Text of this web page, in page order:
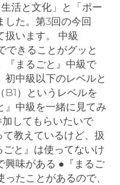
活と文化」と「ポー
した。第3回の今回
扱います。 中級
できることがグッと
『まるごと』中級で
初中級以下のレベルと
B1）というレベルを
』中級を一緒に見てみ
してもらいたいで
教えているけど、扱
と』は使ってないけ
興味がある ●『まるご
たことがあるので、